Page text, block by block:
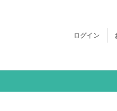
ログイン